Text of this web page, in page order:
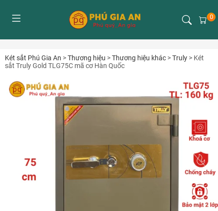
0
Két sắt Phú Gia An >Thương hiệu >Thương hiệu khác >Truly > Két
sắt Truly Gold TLG75C mã cơ Hàn Quốc